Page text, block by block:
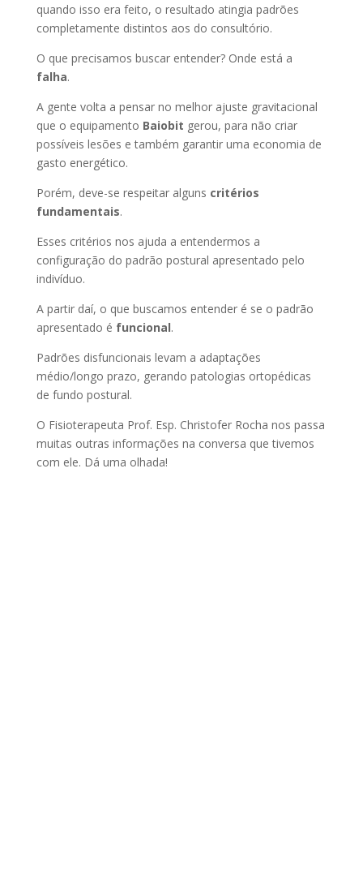
quando isso era feito, o resultado atingia padrões
completamente distintos aos do consultório.
O que precisamos buscar entender? Onde está a
falha.
A gente volta a pensar no melhor ajuste gravitacional
que o equipamento Baiobit gerou, para não criar
possíveis lesões e também garantir uma economia de
gasto energético.
Porém, deve-se respeitar alguns critérios
fundamentais.
Esses critérios nos ajuda a entendermos a
configuração do padrão postural apresentado pelo
indivíduo.
A partir daí, o que buscamos entender é se o padrão
apresentado é funcional.
Padrões disfuncionais levam a adaptações
médio/longo prazo, gerando patologias ortopédicas
de fundo postural.
O Fisioterapeuta Prof. Esp. Christofer Rocha nos passa
muitas outras informações na conversa que tivemos
com ele. Dá uma olhada!